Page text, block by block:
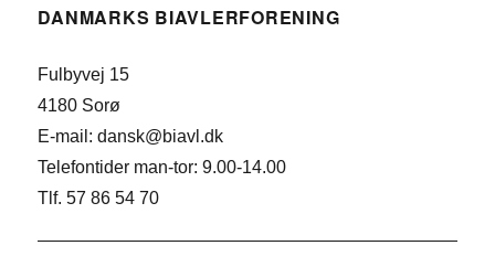
DANMARKS BIAVLERFORENING
Fulbyvej 15
4180 Sorø
E-mail: dansk@biavl.dk
Telefontider man-tor: 9.00-14.00
Tlf. 57 86 54 70